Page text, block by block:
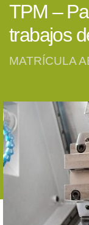
TPM –
trabajos
MATRÍCULA